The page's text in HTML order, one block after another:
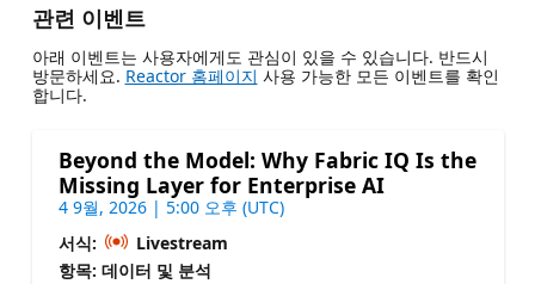
관련 이벤트
아래 이벤트는 사용자에게도 관심이 있을 수 있습니다. 반드시
방문하세요. Reactor 홈페이지 사용 가능한 모든 이벤트를 확인
합니다.
Beyond the Model: Why Fabric IQ Is the
Missing Layer for Enterprise AI
4 9월, 2026 | 5:00 오후 (UTC)
서식:
Livestream
항목: 데이터 및 분석